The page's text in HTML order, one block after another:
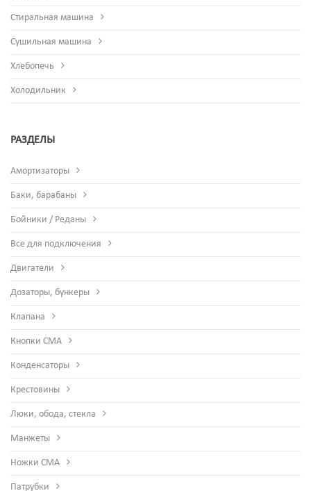
Стиральная машина
Сушильная машина
Хлебопечь
Холодильник
РАЗДЕЛЫ
Амортизаторы
Баки, барабаны
Бойники / Реданы
Все для подключения
Двигатели
Дозаторы, бункеры
Клапана
Кнопки СМА
Конденсаторы
Крестовины
Люки, обода, стекла
Манжеты
Ножки СМА
Патрубки